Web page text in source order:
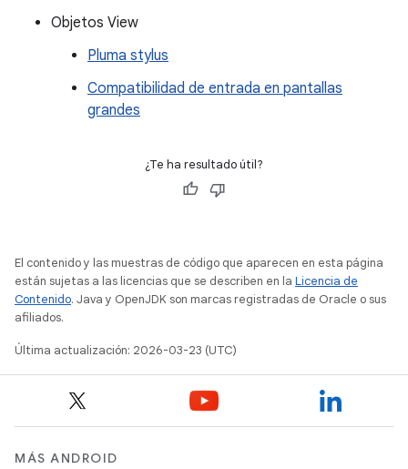
Objetos View
Pluma stylus
Compatibilidad de entrada en pantallas
grandes
¿Te ha resultado útil?
El contenido y las muestras de código que aparecen en esta página
están sujetas a las licencias que se describen en la Licencia de
Contenido. Java y OpenJDK son marcas registradas de Oracle o sus
afiliados.
Última actualización: 2026-03-23 (UTC)
MÁS ANDROID